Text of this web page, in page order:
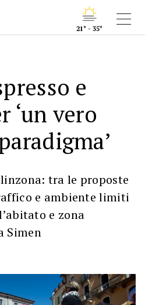
21° - 35°
e
‘un vero
tra le proposte
e ambiente limiti
e zona
Simen